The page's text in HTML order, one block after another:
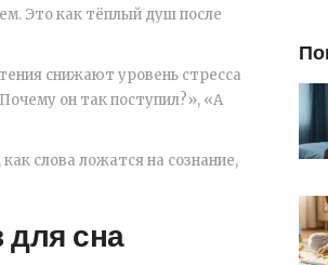
Это как тёплый душ после
снижают уровень стресса
он так поступил?», «А
слова ложатся на сознание,
для сна